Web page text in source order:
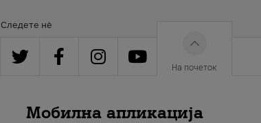
Следете нè
На почеток
Мобилна апликација